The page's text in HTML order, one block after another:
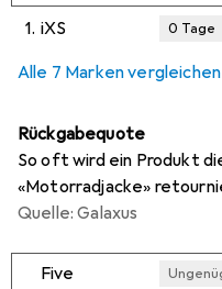
1. iXS 0 Tage
Alle 7 Marken vergleichen
Rückgabequote
So oft wird ein Produkt
«Motorradjacke»
Quelle: Galaxus
Five